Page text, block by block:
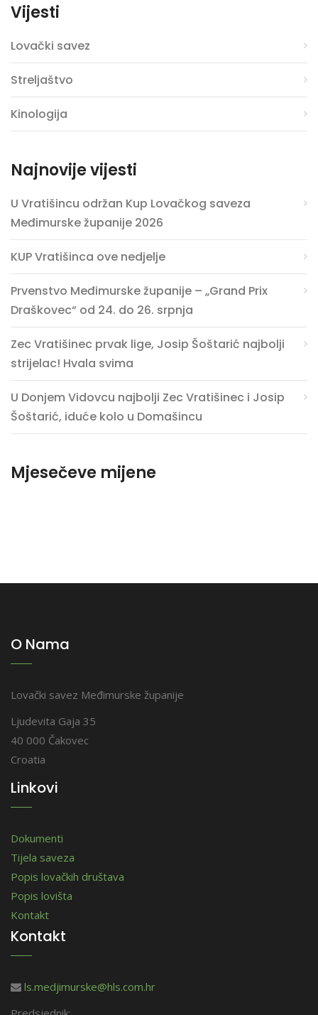
Vijesti
Lovački savez
Streljaštvo
Kinologija
Najnovije vijesti
U Vratišincu održan Kup Lovačkog saveza
Međimurske županije 2026
KUP Vratišinca ove nedjelje
Prvenstvo Međimurske županije – „Grand Prix
Draškovec“ od 24. do 26. srpnja
Zec Vratišinec prvak lige, Josip Šoštarić najbolji
strijelac! Hvala svima
U Donjem Vidovcu najbolji Zec Vratišinec i Josip
Šoštarić, iduće kolo u Domašincu
Mjesečeve mijene
O Nama
Lovački savez Međimurske županije
Ljudevita Gaja 35
40 000 Čakovec
Croatia
Linkovi
Dokumenti
Tijela saveza
Popis lovačkih društava
Popis lovišta
Kontakt
Kontakt
ls.medjimurske@hls.com.hr